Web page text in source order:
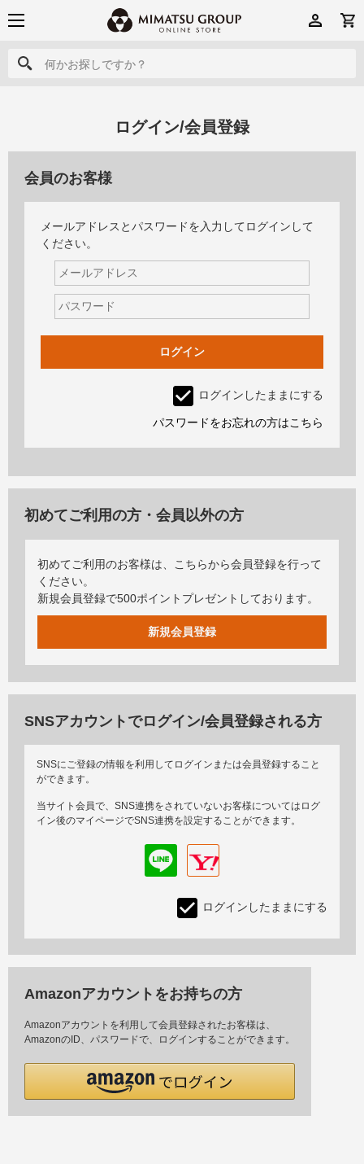
何かお探しですか？
何かお探しですか？
ログイン/会員登録
会員のお客様
メールアドレスとパスワードを入力してログインして
ください。
ログインしたままにする
パスワードをお忘れの方はこちら
SNSアカウントでログイン/会員登録される方
SNSにご登録の情報を利用してログインまたは会員登録すること
ができます。
当サイト会員で、SNS連携をされていないお客様についてはログ
イン後のマイページでSNS連携を設定することができます。
ログインしたままにする
Amazonアカウントをお持ちの方
Amazonアカウントを利用して会員登録されたお客様は、
AmazonのID、パスワードで、ログインすることができます。
初めてご利用の方・会員以外の方
初めてご利用のお客様は、こちらから会員登録を行って
ください。
新規会員登録で500ポイントプレゼントしております。